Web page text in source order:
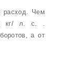
расход. Чем
кг/ л. с. .
а от